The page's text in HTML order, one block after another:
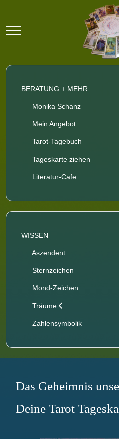
Mobile Menu Toggle
BERATUNG + MEHR
Monika Schanz
Mein Angebot
Tarot-Tagebuch
Tageskarte ziehen
Literatur-Cafe
WISSEN
Aszendent
Sternzeichen
Mond-Zeichen
Träume
Zahlensymbolik
Das Geheimnis
Deine Tarot